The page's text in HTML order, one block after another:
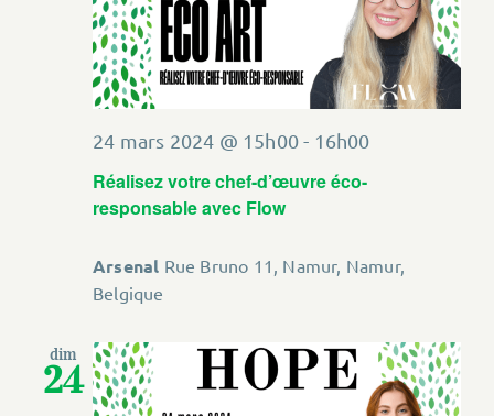
Réalisez votre chef-d’œuvre éco-
responsable avec Flow
24 mars 2024 @ 15h00- 16h00
Arsenal Rue Bruno 11, Namur, Namur,
Belgique
dim
24